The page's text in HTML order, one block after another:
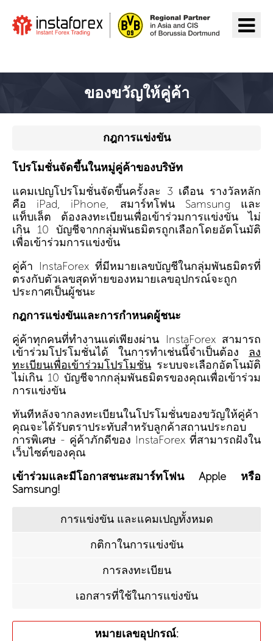
ของขวัญให้คู่ค้า
กฎการแข่งขัน
โปรโมชั่นจัดขึ้นในหมู่คู่ค้าของบริษัท
แคมเปญโปรโมชั่นจัดขึ้นครั้งละ 3 เดือน รางวัลหลัก
คือ iPad, iPhone, สมาร์ทโฟน Samsung และ
แท็บเล็ต ต้องลงทะเบียนเพื่อเข้าร่วมการแข่งขัน ไม่
เกิน 10 บัญชีจากกลุ่มพันธมิตรถูกเลือกโดยอัตโนมัติ
เพื่อเข้าร่วมการแข่งขัน
คู่ค้า InstaForex ที่มีหมายเลขบัญชีในกลุ่มพันธมิตรที่
ตรงกับตัวเลขสุดท้ายของหมายเลขอุปกรณ์จะถูก
ประกาศเป็นผู้ชนะ
กฎการแข่งขันและการกำหนดผู้ชนะ
คู่ค้าทุกคนที่ทำงานแต่เพียงผ่าน InstaForex สามารถ
เข้าร่วมโปรโมชั่นได้ ในการทำเช่นนี้จำเป็นต้อง ลง
ทะเบียนเพื่อเข้าร่วมโปรโมชั่น ระบบจะเลือกอัตโนมัติ
ไม่เกิน 10 บัญชีจากกลุ่มพันธมิตรของคุณเพื่อเข้าร่วม
การแข่งขัน
ทันทีหลังจากลงทะเบียนในโปรโมชั่นของขวัญให้คู่ค้า
คุณจะได้รับตราประทับสำหรับลูกค้าสถานประกอบ
การพิเศษ - คู่ค้าภักดีของ InstaForex ที่สามารถฝังใน
เว็บไซต์ของคุณ
เข้าร่วมและมีโอกาสชนะสมาร์ทโฟน Apple หรือ
Samsung!
การแข่งขัน และแคมเปญทั้งหมด
กติกาในการแข่งขัน
การลงทะเบียน
เอกสารที่ใช้ในการแข่งขัน
หมายเลขอุปกรณ์: